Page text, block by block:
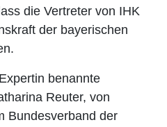
die Vertreter von IHK
der bayerischen
benannte
Reuter, von
Bundesverband der